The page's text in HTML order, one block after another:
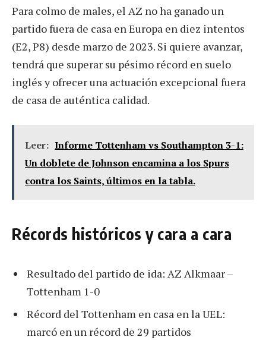
Para colmo de males, el AZ no ha ganado un
partido fuera de casa en Europa en diez intentos
(E2, P8) desde marzo de 2023. Si quiere avanzar,
tendrá que superar su pésimo récord en suelo
inglés y ofrecer una actuación excepcional fuera
de casa de auténtica calidad.
Leer: Informe Tottenham vs Southampton 3-1:
Un doblete de Johnson encamina a los Spurs
contra los Saints, últimos en la tabla.
Récords históricos y cara a cara
Resultado del partido de ida: AZ Alkmaar –
Tottenham 1-0
Récord del Tottenham en casa en la UEL:
marcó en un récord de 29 partidos